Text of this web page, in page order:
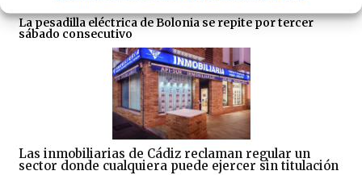
La pesadilla eléctrica de Bolonia se repite por tercer
sábado consecutivo
Las inmobiliarias de Cádiz reclaman regular un
sector donde cualquiera puede ejercer sin titulación